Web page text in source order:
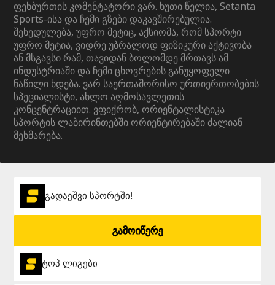
ფეხბურთის კომენტატორი ვარ. ხუთი წელია, Setanta
Sports-ისა და ჩემი გზები დაკავშირებულია.
შეხედულება, უფრო მეტიც, აქსიომა, რომ სპორტი
უფრო მეტია, ვიდრე უბრალოდ ფიზიკური აქტივობა
ან მსგავსი რამ, თავიდან ბოლომდე მრთავს ამ
ინდუსტრიაში და ჩემი ცხოვრების განუყოფელი
ნაწილი ხდება. ვარ საერთაშორისო ურთიერთობების
სპეციალისტი, ახლო აღმოსავლეთის
კონცენტრაციით. ვფიქრობ, ორიენტალისტიკა
სპორტის ლაბირინთებში ორიენტირებაში ძალიან
მეხმარება.
გადაეშვი სპორტში!
გამოიწერე
ტოპ ლიგები